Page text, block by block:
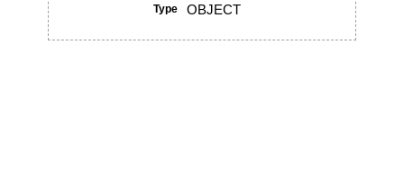
Type OBJECT